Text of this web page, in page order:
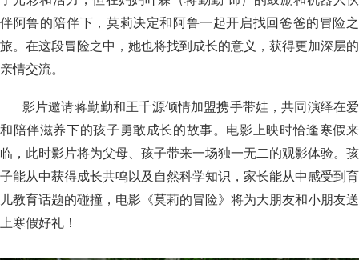
伴阿鲁的陪伴下，莫莉决定和阿鲁一起开启找回爸爸的冒险之
旅。在这段冒险之中，她也将找到成长的意义，获得更加深层的
亲情交流。
影片邀请蒋勤勤和王千源倾情加盟携手带娃，共同演绎在爱
和陪伴滋养下的孩子勇敢成长的故事。电影上映时恰逢寒假来
临，此时影片将为父母、孩子带来一场独一无二的观影体验。孩
子能从中获得成长共鸣以及自然科学知识，家长能从中感受到育
儿教育话题的碰撞，电影《莫莉的冒险》将为大朋友和小朋友送
上寒假好礼！